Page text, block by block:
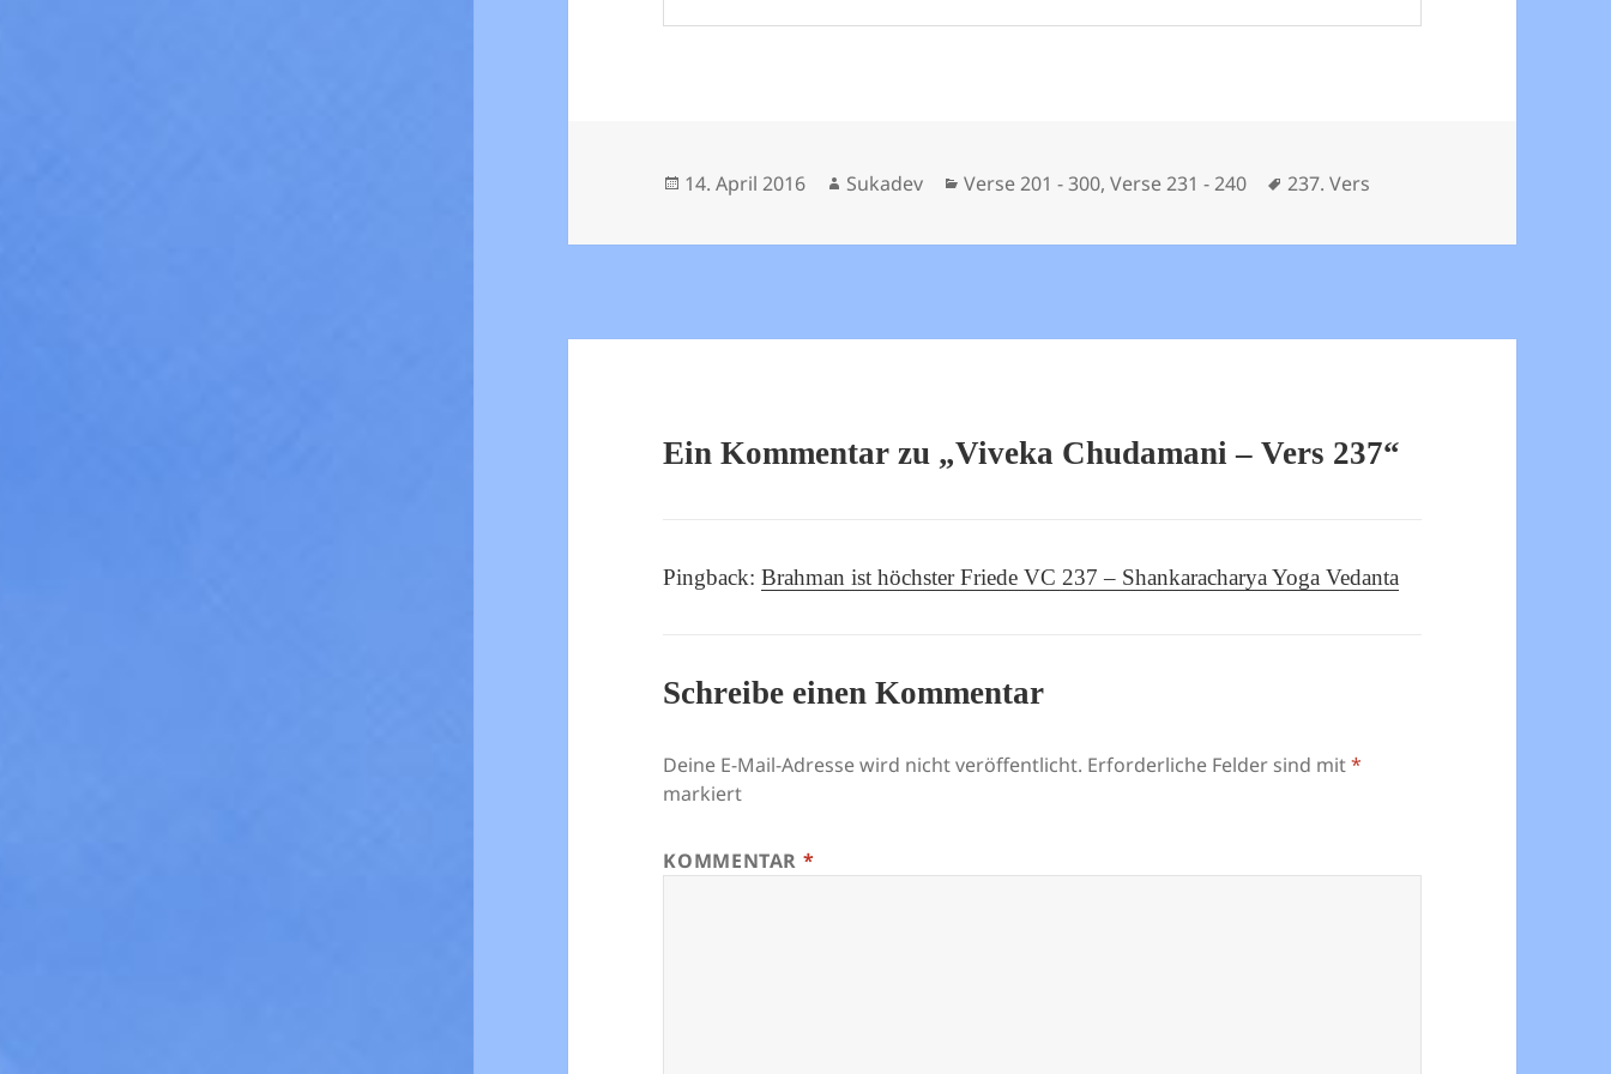
Veröffentlicht
14. April 2016 Autor
Sukadev Kategorien
Verse 201 - 300,Verse 231 - 240 Schlagwörter
237. Vers
Ein Kommentar zu „Viveka Chudamani – Vers 237“
Pingback:Brahman ist höchster Friede VC 237 – Shankaracharya Yoga Vedanta
Schreibe einen Kommentar
Deine E-Mail-Adresse wird nicht veröffentlicht. Erforderliche Felder sind mit*
markiert
KOMMENTAR *